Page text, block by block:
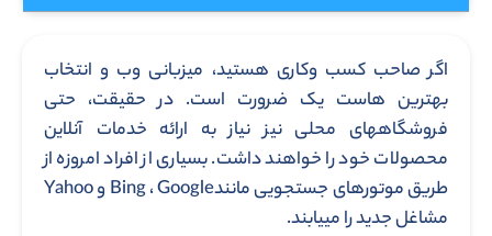
اگر صاحب کسب وکاری هستید، میزبانی وب و انتخاب
بهترین هاست یک ضرورت است. در حقیقت، حتی
فروشگاه­های محلی نیز نیاز به ارائه خدمات آنلاین
محصولات خود را خواهند داشت. بسیاری از افراد امروزه از
طریق موتورهای جستجویی مانندBing ، Google و Yahoo
مشاغل جدید را می­یابند.